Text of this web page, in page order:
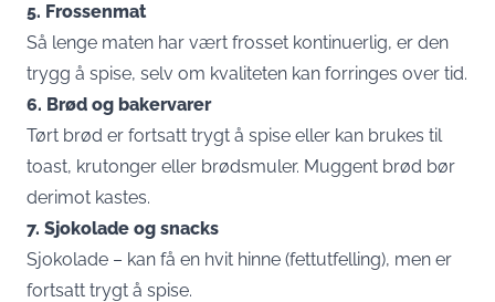
5. Frossenmat
Så lenge maten har vært frosset kontinuerlig, er den
trygg å spise, selv om kvaliteten kan forringes over tid.
6. Brød og bakervarer
Tørt brød er fortsatt trygt å spise eller kan brukes til
toast, krutonger eller brødsmuler. Muggent brød bør
derimot kastes.
7. Sjokolade og snacks
Sjokolade – kan få en hvit hinne (fettutfelling), men er
fortsatt trygt å spise.